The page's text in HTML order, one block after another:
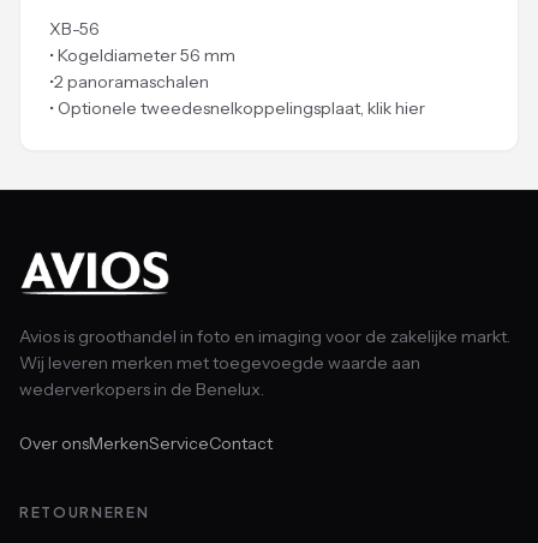
XB-56
• Kogeldiameter 56 mm
•2 panoramaschalen
• Optionele tweedesnelkoppelingsplaat, klik hier
Avios is groothandel in foto en imaging voor de zakelijke markt.
Wij leveren merken met toegevoegde waarde aan
wederverkopers in de Benelux.
Over onsMerkenServiceContact
RETOURNEREN